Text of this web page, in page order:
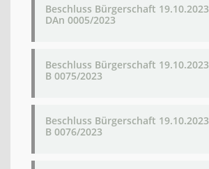
Beschluss Bürgerschaft 19.10.2023
DAn 0005/2023
Beschluss Bürgerschaft 19.10.2023
B 0075/2023
Beschluss Bürgerschaft 19.10.2023
B 0076/2023